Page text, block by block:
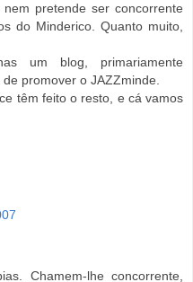
pretende ser concorrente
do Minderico. Quanto muito,
um blog, primariamente
promover o JAZZminde.
têm feito o resto, e cá vamos
Chamem-lhe concorrente,